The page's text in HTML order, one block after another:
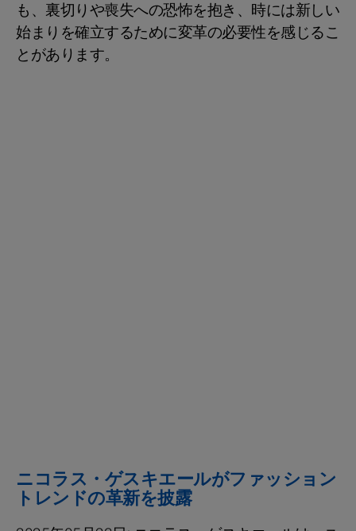
も、裏切りや喪失への恐怖を抱き、時には新しい
始まりを確立するために変革の必要性を感じるこ
とがあります。
ニコラス・ゲスキエールがファッション
トレンドの革新を披露